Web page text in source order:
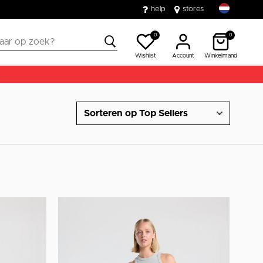
help stores
0
Wishlist Account
0
Winkelmand